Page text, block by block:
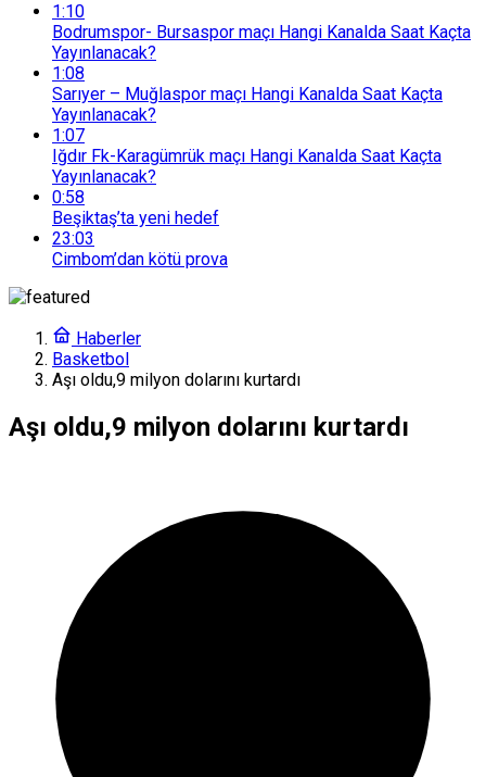
1:10
Bodrumspor- Bursaspor maçı Hangi Kanalda Saat Kaçta
Yayınlanacak?
1:08
Sarıyer – Muğlaspor maçı Hangi Kanalda Saat Kaçta
Yayınlanacak?
1:07
Iğdır Fk-Karagümrük maçı Hangi Kanalda Saat Kaçta
Yayınlanacak?
0:58
Beşiktaş’ta yeni hedef
23:03
Cimbom’dan kötü prova
Haberler
Basketbol
Aşı oldu,9 milyon dolarını kurtardı
Aşı oldu,9 milyon dolarını kurtardı